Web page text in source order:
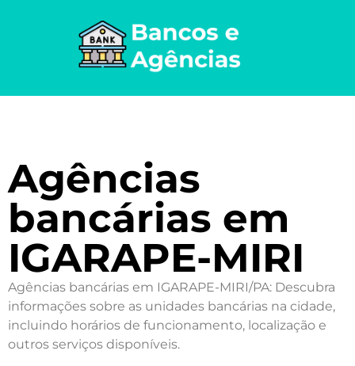
Agências
bancárias em
IGARAPE-MIRI
Agências bancárias em IGARAPE-MIRI/PA: Descubra
informações sobre as unidades bancárias na cidade,
incluindo horários de funcionamento, localização e
outros serviços disponíveis.